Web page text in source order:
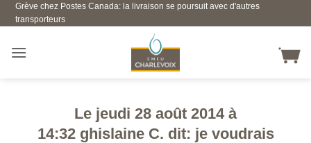
Skip
to
Grève chez Postes Canada: la livraison se poursuit avec d'autres
transporteurs
Le jeudi 28 août 2014 à
14:32 ghislaine C. dit: je voudrais